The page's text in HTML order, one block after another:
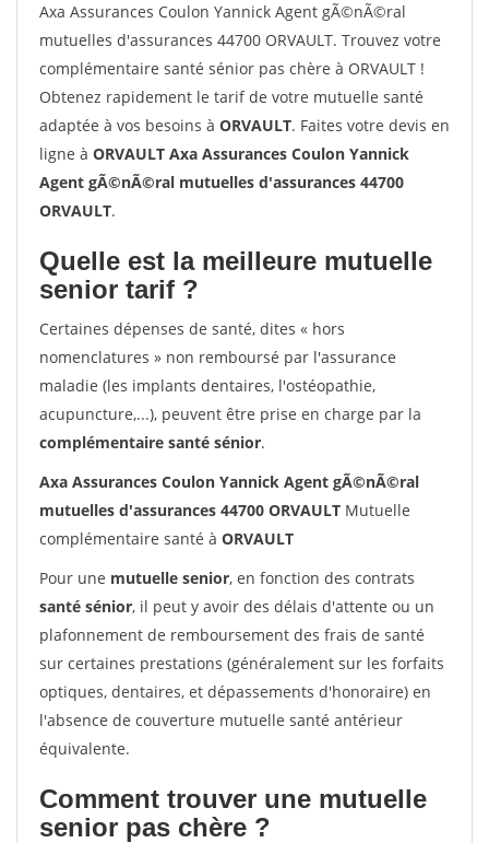
Axa Assurances Coulon Yannick Agent gÃ©nÃ©ral
mutuelles d'assurances 44700 ORVAULT. Trouvez votre
complémentaire santé sénior pas chère à ORVAULT !
Obtenez rapidement le tarif de votre mutuelle santé
adaptée à vos besoins à ORVAULT. Faites votre devis en
ligne à ORVAULT Axa Assurances Coulon Yannick
Agent gÃ©nÃ©ral mutuelles d'assurances 44700
ORVAULT.
Quelle est la meilleure mutuelle
senior tarif ?
Certaines dépenses de santé, dites « hors
nomenclatures » non remboursé par l'assurance
maladie (les implants dentaires, l'ostéopathie,
acupuncture,...), peuvent être prise en charge par la
complémentaire santé sénior.
Axa Assurances Coulon Yannick Agent gÃ©nÃ©ral
mutuelles d'assurances 44700 ORVAULT Mutuelle
complémentaire santé à ORVAULT
Pour une mutuelle senior, en fonction des contrats
santé sénior, il peut y avoir des délais d'attente ou un
plafonnement de remboursement des frais de santé
sur certaines prestations (généralement sur les forfaits
optiques, dentaires, et dépassements d'honoraire) en
l'absence de couverture mutuelle santé antérieur
équivalente.
Comment trouver une mutuelle
senior pas chère ?